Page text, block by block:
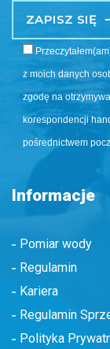
z moich danych
zgodę na
korespondencji
pośrednictwem
Informacje
Pomiar wody
Regulamin
Kariera
Regulamin
Polityka